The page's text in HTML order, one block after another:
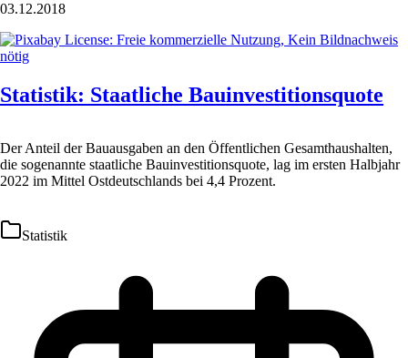
03.12.2018
Statistik: Staatliche Bauinvestitionsquote
Der Anteil der Bauausgaben an den Öffentlichen Gesamthaushalten,
die sogenannte staatliche Bauinvestitionsquote, lag im ersten Halbjahr
2022 im Mittel Ostdeutschlands bei 4,4 Prozent.
Statistik